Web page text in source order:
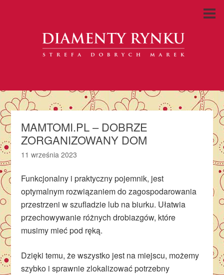
MAMTOMI.PL – DOBRZE
ZORGANIZOWANY DOM
11 września 2023
Funkcjonalny i praktyczny pojemnik, jest
optymalnym rozwiązaniem do zagospodarowania
przestrzeni w szufladzie lub na biurku. Ułatwia
przechowywanie różnych drobiazgów, które
musimy mieć pod ręką.
Dzięki temu, że wszystko jest na miejscu, możemy
szybko i sprawnie zlokalizować potrzebny